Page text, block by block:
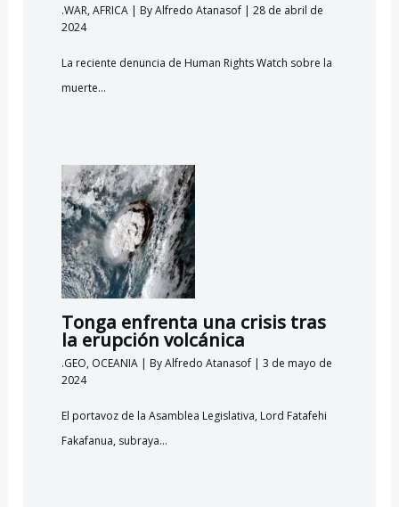
.WAR,AFRICA| ByAlfredo Atanasof | 28 de abril de
2024
La reciente denuncia de Human Rights Watch sobre la
muerte…
Tonga enfrenta una crisis tras
la erupción volcánica
.GEO, OCEANIA| ByAlfredo Atanasof | 3 de mayo de
2024
El portavoz de la Asamblea Legislativa, Lord Fatafehi
Fakafanua, subraya…